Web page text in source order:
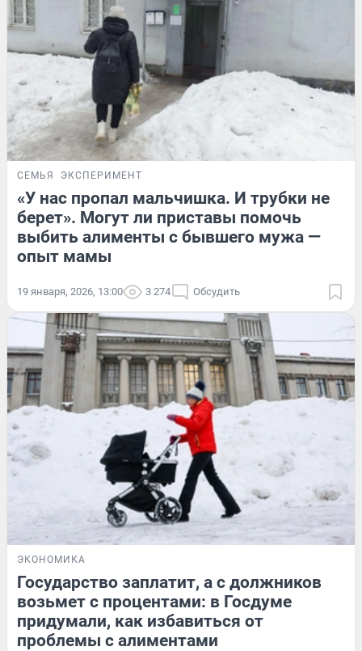
СЕМЬЯ ЭКСПЕРИМЕНТ
«У нас пропал мальчишка. И трубки не
берет». Могут ли приставы помочь
выбить алименты с бывшего мужа —
опыт мамы
19 января, 2026, 13:00 3 274 Обсудить
ЭКОНОМИКА
Государство заплатит, а с должников
возьмет с процентами: в Госдуме
придумали, как избавиться от
проблемы с алиментами